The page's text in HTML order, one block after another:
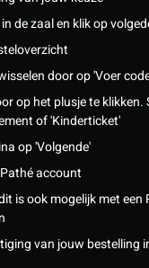
de zaal en klik op
door op 'Voer
op het plusje te klikken.
of 'Kinderticket'
op 'Volgende'
account
is ook mogelijk met
van jouw bestelling